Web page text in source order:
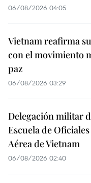
06/08/2026 04:05
Vietnam reafirma
con el movimiento
paz
06/08/2026 03:29
Delegación militar
Escuela de
Aérea de Vietnam
06/08/2026 02:40